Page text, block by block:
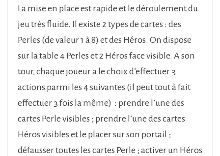
La mise en place est rapide et le déroulement du
jeu très fluide. Il existe 2 types de cartes : des
Perles (de valeur 1 à 8) et des Héros. On dispose
sur la table 4 Perles et 2 Héros face visible. A son
tour, chaque joueur a le choix d’effectuer 3
actions parmi les 4 suivantes (il peut tout à fait
effectuer 3 fois la même) : prendre l’une des
cartes Perle visibles ; prendre l’une des cartes
Héros visibles et le placer sur son portail ;
défausser toutes les cartes Perle ; activer un Héros